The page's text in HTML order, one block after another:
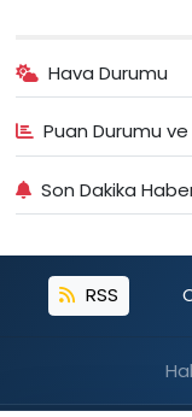
Hava Durumu
Puan Durumu ve
Son Dakika
RSS